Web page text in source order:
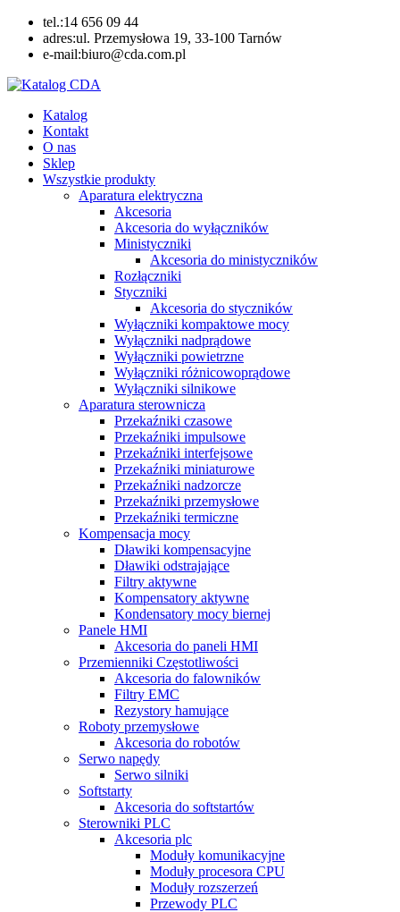
Skip
content
tel.:14 656 09 44
adres:ul. Przemysłowa 19, 33-100 Tarnów
e-mail:biuro@cda.com.pl
Katalog CDA
Automatyka przemysłowa
Katalog
Kontakt
O nas
Sklep
Wszystkie produkty
Aparatura elektryczna
Akcesoria
Akcesoria do wyłączników
Ministyczniki
Akcesoria do ministyczników
Rozłączniki
Styczniki
Akcesoria do styczników
Wyłączniki kompaktowe mocy
Wyłączniki nadprądowe
Wyłączniki powietrzne
Wyłączniki różnicowoprądowe
Wyłączniki silnikowe
Aparatura sterownicza
Przekaźniki czasowe
Przekaźniki impulsowe
Przekaźniki interfejsowe
Przekaźniki miniaturowe
Przekaźniki nadzorcze
Przekaźniki przemysłowe
Przekaźniki termiczne
Kompensacja mocy
Dławiki kompensacyjne
Dławiki odstrajające
Filtry aktywne
Kompensatory aktywne
Kondensatory mocy biernej
Panele HMI
Akcesoria do paneli HMI
Przemienniki Częstotliwości
Akcesoria do falowników
Filtry EMC
Rezystory hamujące
Roboty przemysłowe
Akcesoria do robotów
Serwo napędy
Serwo silniki
Softstarty
Akcesoria do softstartów
Sterowniki PLC
Akcesoria plc
Moduły komunikacyjne
Moduły procesora CPU
Moduły rozszerzeń
Przewody PLC